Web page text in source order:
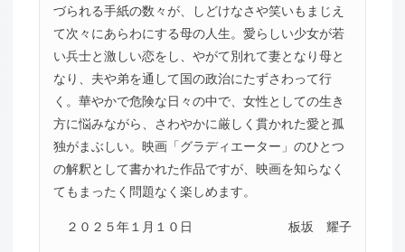
づられる手紙の数々が、しどけなさや笑いもまじえ
て次々にあらわにする母の人生。愛らしい少女が若
い兵士と激しい恋をし、やがて別れて妻となり母と
なり、夫や弟を通して国の政治にたずさわって行
く。華やかで危険な日々の中で、女性としての生き
方に悩みながら、さわやかに厳しく貫かれた愛と孤
独がまぶしい。映画「グラディエーター」のひとつ
の解釈として書かれた作品ですが、映画を知らなく
てもまったく問題なく楽しめます。
２０２５年１月１０日 板坂 耀子